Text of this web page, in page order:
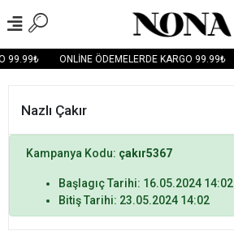
99.99₺ ONLİNE ÖDEMELERDE KARGO 99.99₺
Nazlı Çakır
Kampanya Kodu: çakır5367
Başlagıç Tarihi: 16.05.2024 14:02
Bitiş Tarihi: 23.05.2024 14:02